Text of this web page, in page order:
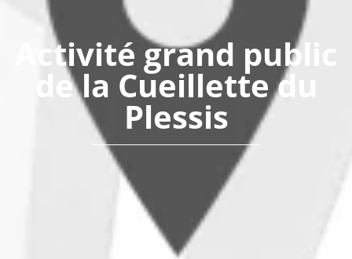
Activité grand public
de la Cueillette du
Plessis